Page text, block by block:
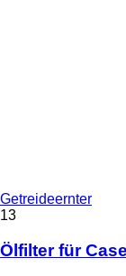
Getreideernter
13
Ölfilter für